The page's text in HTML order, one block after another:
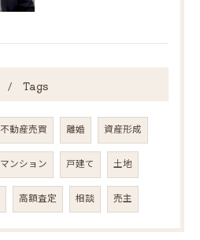
Tags
不動産売買 離婚 資産形成
マンション 戸建て 土地
高額査定 相談 売主